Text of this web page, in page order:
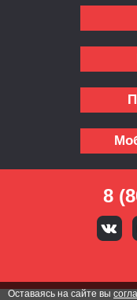
8
Оставаясь на сайте вы